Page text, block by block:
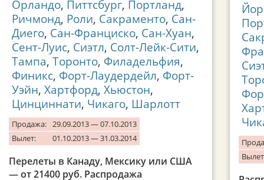
Орландо, Питтсбург, Портланд,
Ричмонд, Роли, Сакраменто, Сан-
Диего, Сан-Франциско, Сан-Хуан,
Сент-Луис, Сиэтл, Солт-Лейк-Сити,
Тампа, Торонто, Филадельфия,
Финикс, Форт-Лаудердейл, Форт-
Уэйн, Хартфорд, Хьюстон,
Цинциннати, Чикаго, Шарлотт
Продажа: 29.09.2013 — 07.10.2013
Вылет:
01.10.2013 — 31.03.2014
Перелеты в Канаду, Мексику или США
— от 21400 руб. Распродажа